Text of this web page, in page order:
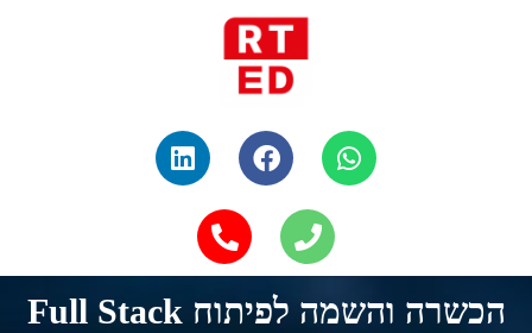
הכשרה והשמה לפיתוח Full Stack